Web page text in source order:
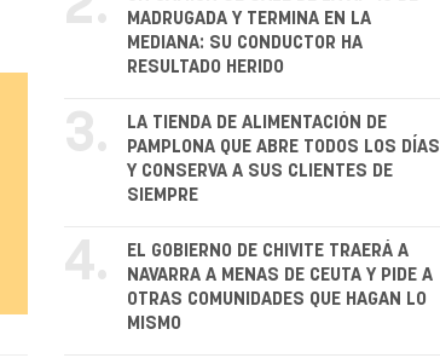
MADRUGADA Y TERMINA EN LA
MEDIANA: SU CONDUCTOR HA
RESULTADO HERIDO
3.
LA TIENDA DE ALIMENTACIÓN DE
PAMPLONA QUE ABRE TODOS LOS DÍAS
Y CONSERVA A SUS CLIENTES DE
SIEMPRE
4.
EL GOBIERNO DE CHIVITE TRAERÁ A
NAVARRA A MENAS DE CEUTA Y PIDE A
OTRAS COMUNIDADES QUE HAGAN LO
MISMO